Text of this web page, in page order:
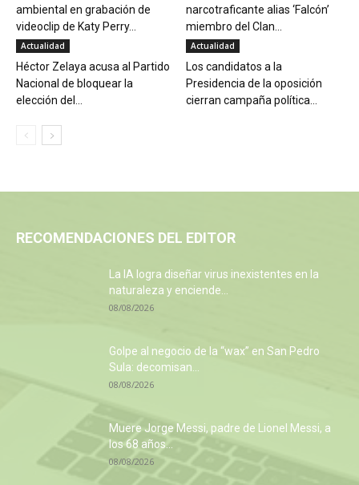
ambiental en grabación de
videoclip de Katy Perry...
narcotraficante alias ‘Falcón’
miembro del Clan...
Actualidad
Héctor Zelaya acusa al Partido
Nacional de bloquear la
elección del...
Actualidad
Los candidatos a la
Presidencia de la oposición
cierran campaña política...
RECOMENDACIONES DEL EDITOR
La IA logra diseñar virus inexistentes en la
naturaleza y enciende...
08/08/2026
Golpe al negocio de la “wax” en San Pedro
Sula: decomisan...
08/08/2026
Muere Jorge Messi, padre de Lionel Messi, a
los 68 años...
08/08/2026